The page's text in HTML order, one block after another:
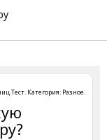
Тест. Категория: Разное.